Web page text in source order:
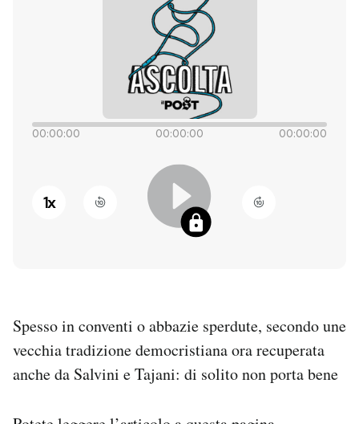
Europa
Altrecose
PODCAST
00:00:00 00:00:00 00:00:00
1x
Spesso in conventi o abbazie sperdute, secondo une
vecchia tradizione democristiana ora recuperata
anche da Salvini e Tajani: di solito non porta bene